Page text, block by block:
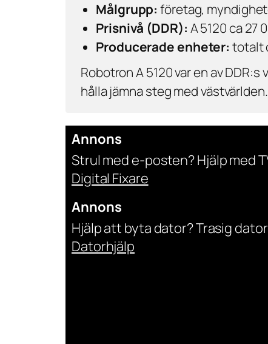
Målgrupp: företag,
Prisnivå (DDR): A 5120 ca 27
Producerade enheter: totalt
Robotron A 5120 var en av
hålla jämna steg med västvärlden.
Annons
Strul med e-posten? Hjälp med
Digital Fixare
Annons
Hjälp att byta dator? Trasig
Datorhjälp